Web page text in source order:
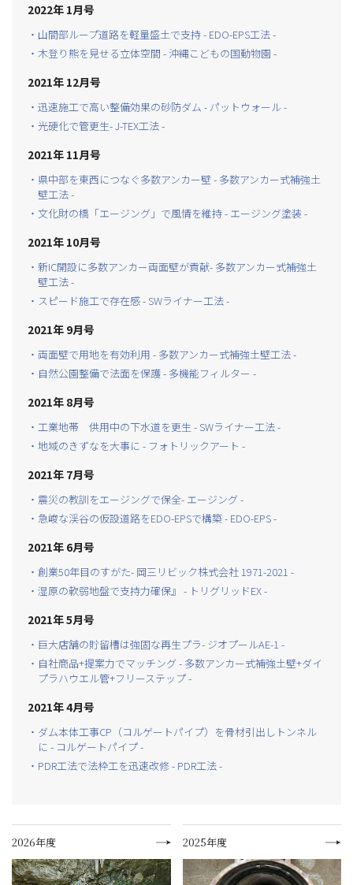
2022年 1月号
・山間部ループ道路を軽量盛土で支持 - EDO-EPS工法 -
・木登り熊を見せる立体空間 - 沖縄こどもの国動物園 -
2021年 12月号
・迅速施工で高い整備効果の砂防ダム - パットウォール -
・光硬化で管更生- J-TEX工法 -
2021年 11月号
・県中部を東西につなぐ多数アンカー壁 - 多数アンカー式補強土
壁工法 -
・文化財の橋「エージング」で風情を維持 - エージング塗装 -
2021年 10月号
・新IC開設に多数アンカー両面壁が貢献- 多数アンカー式補強土
壁工法 -
・スピード施工で存在感 - SWライナー工法 -
2021年 9月号
・両面壁で用地を有効利用 - 多数アンカー式補強土壁工法 -
・自然公園整備で法面を保護 - 多機能フィルター -
2021年 8月号
・工業地帯 供用中の下水道を更生 - SWライナー工法 -
・地域のきずなを大事に - フォトリックアート -
2021年 7月号
・震災の教訓をエージングで保全- エージング -
・急峻な渓谷の仮設道路をEDO-EPSで構築 - EDO-EPS -
2021年 6月号
・創業50年目のすがた- 岡三リビック株式会社 1971-2021 -
・湿原の軟弱地盤で支持力確保』 - トリグリッドEX -
2021年 5月号
・巨大店舗の貯留槽は強固な再生プラ- ジオプールAE-1 -
・自社商品+提案力でマッチング - 多数アンカー式補強土壁+ダイ
プラハウエル管+フリーステップ -
2021年 4月号
・ダム本体工事CP（コルゲートパイプ）を骨材引出しトンネル
に - コルゲートパイプ -
・PDR工法で法枠工を迅速改修 - PDR工法 -
2026年度 2025年度